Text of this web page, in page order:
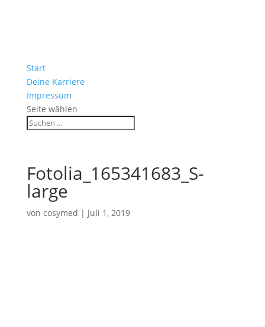
Start
Deine Karriere
Impressum
Seite wählen
Fotolia_165341683_S-
large
von cosymed | Juli 1, 2019